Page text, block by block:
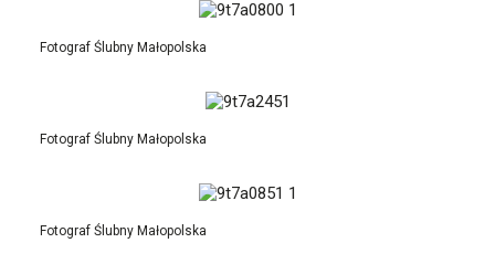
Fotograf Ślubny Małopolska
Fotograf Ślubny Małopolska
Fotograf Ślubny Małopolska